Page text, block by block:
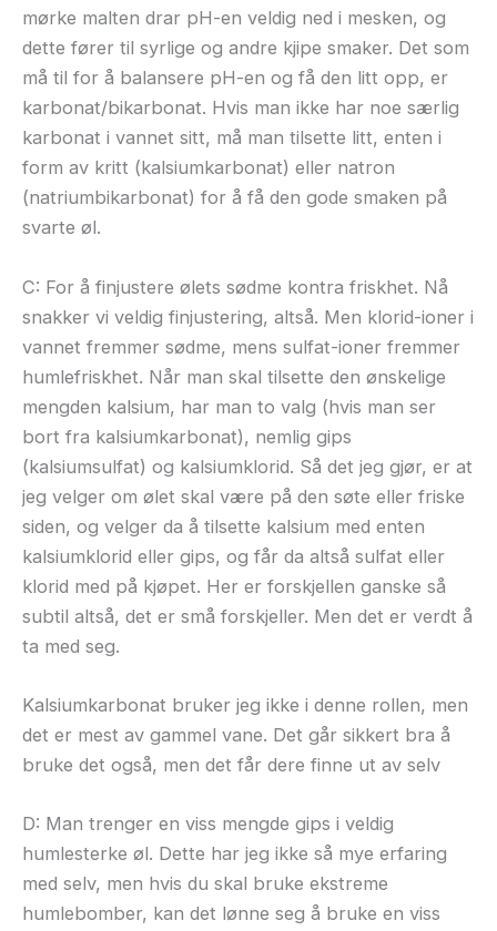
mørke malten drar pH-en veldig ned i mesken, og
dette fører til syrlige og andre kjipe smaker. Det som
må til for å balansere pH-en og få den litt opp, er
karbonat/bikarbonat. Hvis man ikke har noe særlig
karbonat i vannet sitt, må man tilsette litt, enten i
form av kritt (kalsiumkarbonat) eller natron
(natriumbikarbonat) for å få den gode smaken på
svarte øl.
C: For å finjustere ølets sødme kontra friskhet. Nå
snakker vi veldig finjustering, altså. Men klorid-ioner i
vannet fremmer sødme, mens sulfat-ioner fremmer
humlefriskhet. Når man skal tilsette den ønskelige
mengden kalsium, har man to valg (hvis man ser
bort fra kalsiumkarbonat), nemlig gips
(kalsiumsulfat) og kalsiumklorid. Så det jeg gjør, er at
jeg velger om ølet skal være på den søte eller friske
siden, og velger da å tilsette kalsium med enten
kalsiumklorid eller gips, og får da altså sulfat eller
klorid med på kjøpet. Her er forskjellen ganske så
subtil altså, det er små forskjeller. Men det er verdt å
ta med seg.
Kalsiumkarbonat bruker jeg ikke i denne rollen, men
det er mest av gammel vane. Det går sikkert bra å
bruke det også, men det får dere finne ut av selv
D: Man trenger en viss mengde gips i veldig
humlesterke øl. Dette har jeg ikke så mye erfaring
med selv, men hvis du skal bruke ekstreme
humlebomber, kan det lønne seg å bruke en viss